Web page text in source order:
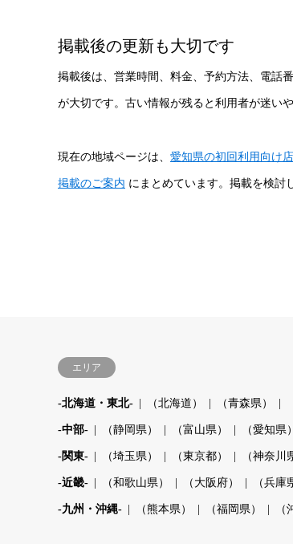
掲載後の更新も大切です
掲載後は、営業時間、料金、予約方法、電話
が大切です。古い情報が残ると利用者が迷い
現在の地域ページは、 愛知県の初回利用向け
掲載のご案内 にまとめています。掲載を検討
エリア
-北海道・東北- （北海道） （青森県）
-中部- （静岡県） （富山県） （愛知県）
-関東- （埼玉県） （東京都） （神奈川
-近畿- （和歌山県） （大阪府） （兵庫
-九州・沖縄- （熊本県） （福岡県） （